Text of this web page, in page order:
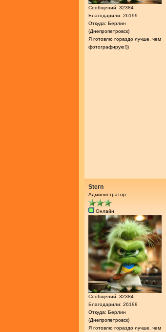
Сообщений: 32384
Благодарили: 26199
Откуда: Берлин
(Днепропетровск)
Я готовлю гораздо лучше, чем
фотографирую!))
Stern
Администратор
Онлайн
Сообщений: 32384
Благодарили: 26199
Откуда: Берлин
(Днепропетровск)
Я готовлю гораздо лучше, чем